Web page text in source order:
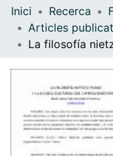
Inici Recerca